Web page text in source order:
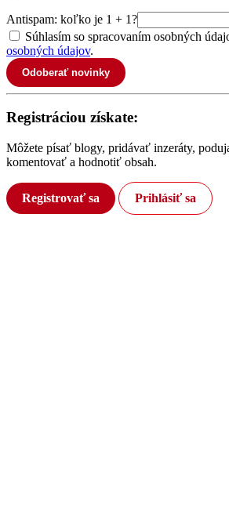
Antispam: koľko je 1 + 1?
Súhlasím so spracovaním osobných
osobných údajov.
Odoberať novinky
Registráciou získate:
Môžete písať blogy, pridávať inzeráty,
komentovať a hodnotiť obsah.
Registrovať sa Prihlásiť sa